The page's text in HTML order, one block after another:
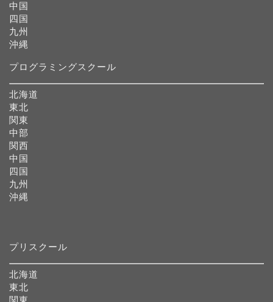
中国
四国
九州
沖縄
プログラミングスクール
北海道
東北
関東
中部
関西
中国
四国
九州
沖縄
プリスクール
北海道
東北